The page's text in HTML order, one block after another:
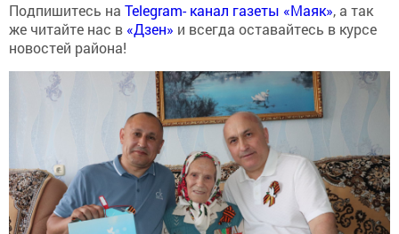
Подпишитесь на Telegram- канал газеты «Маяк», а так
же читайте нас в «Дзен» и всегда оставайтесь в курсе
новостей района!